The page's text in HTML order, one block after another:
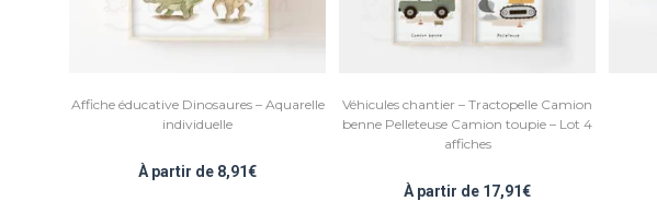
Affiche éducative Dinosaures – Aquarelle
individuelle
À partir de 8,91€
Véhicules chantier – Tractopelle Camion
benne Pelleteuse Camion toupie – Lot 4
affiches
À partir de 17,91€